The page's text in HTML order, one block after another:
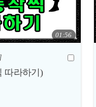
01:56
따라하기)